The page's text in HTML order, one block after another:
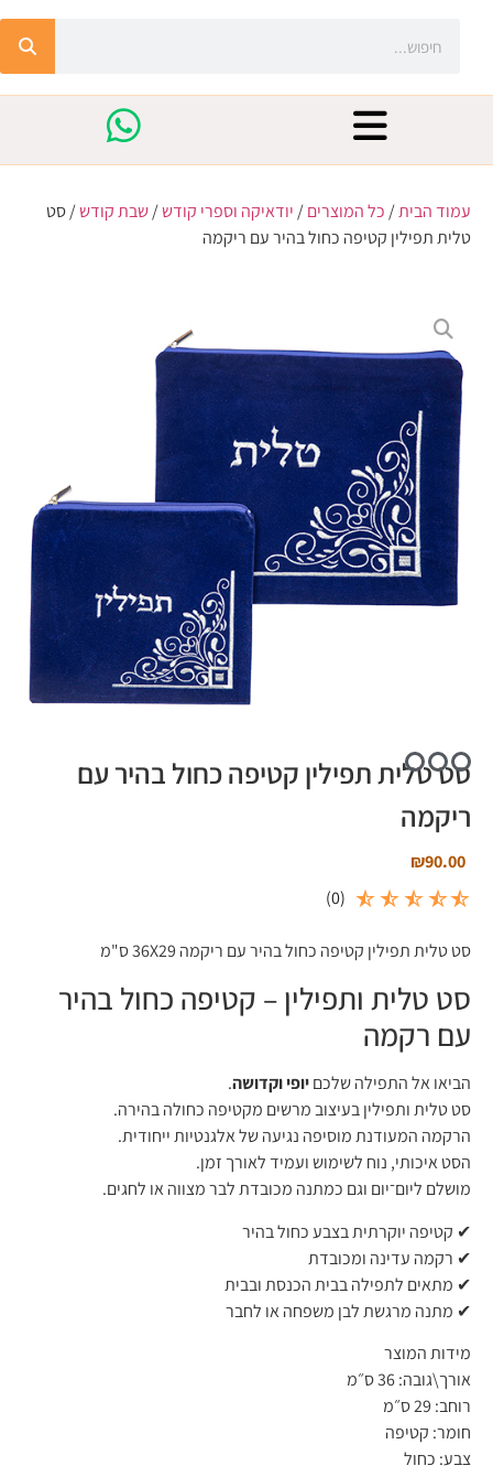
עמוד הבית/ כל המוצרים/ יודאיקה וספרי קודש/שבת קודש/ סט
טלית תפילין קטיפה כחול בהיר עם ריקמה
סט טלית תפילין קטיפה כחול בהיר עם
ריקמה
₪90.00
(
0
)
סט טלית תפילין קטיפה כחול בהיר עם ריקמה 36X29 ס"מ
סט טלית ותפילין – קטיפה כחול בהיר
עם רקמה
הביאו אל התפילה שלכםיופי וקדושה.
סט טלית ותפילין בעיצוב מרשים מקטיפה כחולה בהירה.
הרקמה המעודנת מוסיפה נגיעה של אלגנטיות ייחודית.
הסט איכותי, נוח לשימוש ועמיד לאורך זמן.
מושלם ליום־יום וגם כמתנה מכובדת לבר מצווה או לחגים.
✔ קטיפה יוקרתית בצבע כחול בהיר
✔ רקמה עדינה ומכובדת
✔ מתאים לתפילה בבית הכנסת ובבית
✔ מתנה מרגשת לבן משפחה או לחבר
מידות המוצר
אורך\גובה:36 ס״מ
רוחב: 29 ס״מ
חומר: קטיפה
צבע: כחול